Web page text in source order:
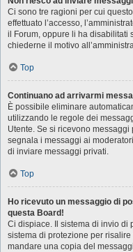
Ci sono tre ragioni per cui
effettuato l’accesso,
il Forum, oppure li ha disabilitati
chiederne il motivo
Top
Continuano ad arrivarmi
È possibile eliminare
utilizzando le regole dei
Utente. Se si ricevono
segnala i messaggi ai
di inviare messaggi privati​​.
Top
Ho ricevuto un messaggio di
questa Board!
Ci dispiace. Il sistema di invio di
sistema di protezione per
mandare una copia del